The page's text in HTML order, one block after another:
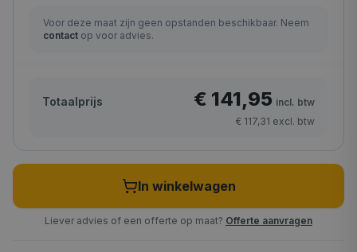
Voor deze maat zijn geen opstanden beschikbaar. Neem
contact op voor advies.
Totaalprijs € 141,95 incl. btw
€ 117,31 excl. btw
In winkelwagen
Liever advies of een offerte op maat? Offerte aanvragen